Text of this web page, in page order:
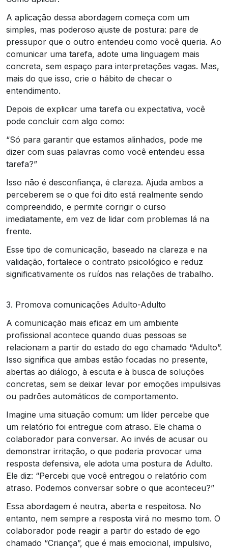
A aplicação dessa abordagem começa com um
simples, mas poderoso ajuste de postura: pare de
pressupor que o outro entendeu como você queria. Ao
comunicar uma tarefa, adote uma linguagem mais
concreta, sem espaço para interpretações vagas. Mas,
mais do que isso, crie o hábito de checar o
entendimento.
Depois de explicar uma tarefa ou expectativa, você
pode concluir com algo como:
“Só para garantir que estamos alinhados, pode me
dizer com suas palavras como você entendeu essa
tarefa?”
Isso não é desconfiança, é clareza. Ajuda ambos a
perceberem se o que foi dito está realmente sendo
compreendido, e permite corrigir o curso
imediatamente, em vez de lidar com problemas lá na
frente.
Esse tipo de comunicação, baseado na clareza e na
validação, fortalece o contrato psicológico e reduz
significativamente os ruídos nas relações de trabalho.
3. Promova comunicações Adulto-Adulto
A comunicação mais eficaz em um ambiente
profissional acontece quando duas pessoas se
relacionam a partir do estado do ego chamado “Adulto”.
Isso significa que ambas estão focadas no presente,
abertas ao diálogo, à escuta e à busca de soluções
concretas, sem se deixar levar por emoções impulsivas
ou padrões automáticos de comportamento.
Imagine uma situação comum: um líder percebe que
um relatório foi entregue com atraso. Ele chama o
colaborador para conversar. Ao invés de acusar ou
demonstrar irritação, o que poderia provocar uma
resposta defensiva, ele adota uma postura de Adulto.
Ele diz: “Percebi que você entregou o relatório com
atraso. Podemos conversar sobre o que aconteceu?”
Essa abordagem é neutra, aberta e respeitosa. No
entanto, nem sempre a resposta virá no mesmo tom. O
colaborador pode reagir a partir do estado de ego
chamado “Criança”, que é mais emocional, impulsivo,